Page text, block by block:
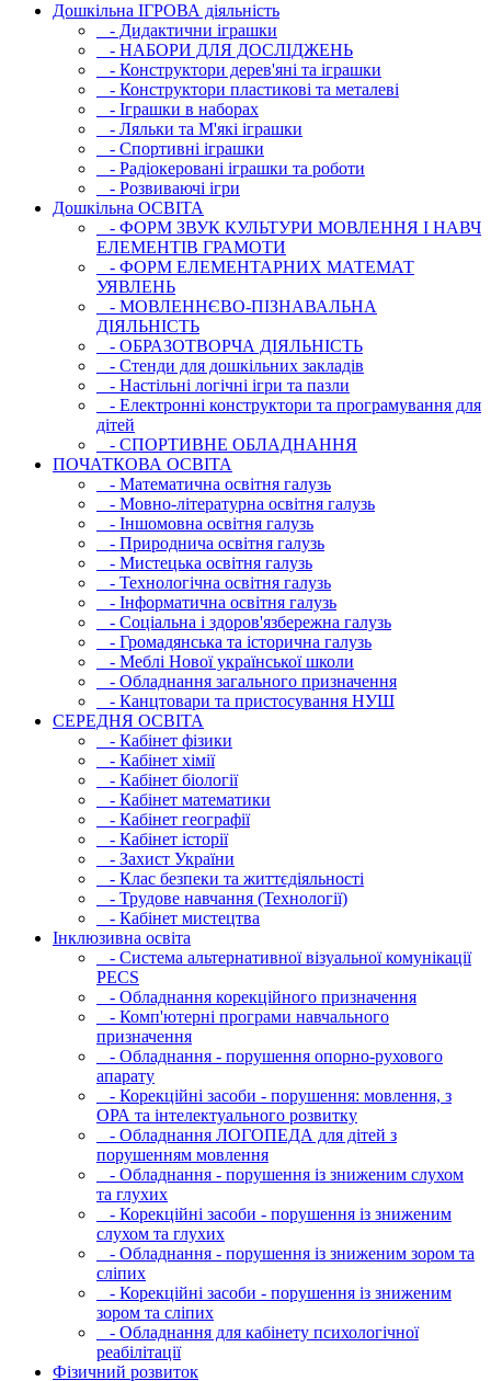
Дошкільна ІГРОВА діяльність
- Дидактични іграшки
- НАБОРИ ДЛЯ ДОСЛІДЖЕНЬ
- Конструктори дерев'яні та іграшки
- Конструктори пластикові та металеві
- Іграшки в наборах
- Ляльки та М'які іграшки
- Спортивні іграшки
- Радіокеровані іграшки та роботи
- Розвиваючі ігри
Дошкільна ОСВIТА
- ФОРМ ЗВУК КУЛЬТУРИ МОВЛЕННЯ І НАВЧ
ЕЛЕМЕНТІВ ГРАМОТИ
- ФОРМ ЕЛЕМЕНТАРНИХ МАТЕМАТ
УЯВЛЕНЬ
- МОВЛЕННЄВО-ПІЗНАВАЛЬНА
ДІЯЛЬНІСТЬ
- ОБРАЗОТВОРЧА ДІЯЛЬНІСТЬ
- Стенди для дошкільних закладів
- Настільні логічні ігри та пазли
- Електронні конструктори та програмування для
дітей
- СПОРТИВНЕ ОБЛАДНАННЯ
ПОЧАТКОВА ОСВIТА
- Математична освітня галузь
- Мовно-літературна освітня галузь
- Iншомовна освітня галузь
- Природнича освітня галузь
- Мистецька освітня галузь
- Технологічна освітня галузь
- Інфopматична освітня галузь
- Соціальна і здоров'язбережна галузь
- Громадянська та історична галузь
- Меблі Нової української школи
- Обладнання загального призначення
- Канцтовари та пристосування НУШ
СЕРЕДНЯ ОСВIТА
- Кабінет фізики
- Кабінет хімії
- Кабінет біології
- Кабінет математики
- Кабінет географії
- Кабінет історії
- Захист України
- Клас безпеки та життєдіяльності
- Трудове навчання (Технології)
- Кабінет мистецтва
Інклюзивна освіта
- Система альтернативної візуальної комунікації
PECS
- Обладнання корекційного призначення
- Комп'ютерні програми навчального
призначення
- Обладнання - порушення опорно-рухового
апарату
- Корекційні засоби - порушення: мовлення, з
ОРА та інтелектуального розвитку
- Обладнання ЛОГОПЕДА для дітей з
порушенням мовлення
- Обладнання - порушення із зниженим слухом
та глухих
- Корекційні засоби - порушення із зниженим
слухом та глухих
- Обладнання - порушення із зниженим зором та
сліпих
- Корекційні засоби - порушення із зниженим
зором та сліпих
- Обладнання для кабінету психологічної
реабілітації
Фізичний розвиток